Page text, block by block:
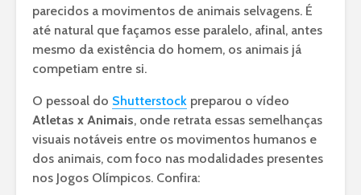
parecidos a movimentos de animais selvagens. É
até natural que façamos esse paralelo, afinal, antes
mesmo da existência do homem, os animais já
competiam entre si.
O pessoal do Shutterstock preparou o vídeo
Atletas x Animais, onde retrata essas semelhanças
visuais notáveis entre os movimentos humanos e
dos animais, com foco nas modalidades presentes
nos Jogos Olímpicos. Confira: